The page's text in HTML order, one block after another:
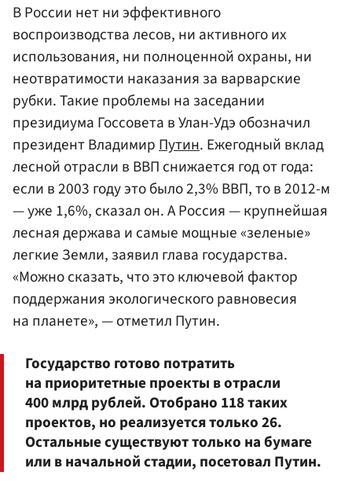
В России нет ни эффективного
воспроизводства лесов, ни активного их
использования, ни полноценной охраны, ни
неотвратимости наказания за варварские
рубки. Такие проблемы на заседании
президиума Госсовета в Улан-Удэ обозначил
президент Владимир Путин. Ежегодный вклад
лесной отрасли в ВВП снижается год от года:
если в 2003 году это было 2,3% ВВП, то в 2012-м
— уже 1,6%, сказал он. А Россия — крупнейшая
лесная держава и самые мощные «зеленые»
легкие Земли, заявил глава государства.
«Можно сказать, что это ключевой фактор
поддержания экологического равновесия
на планете», — отметил Путин.
Государство готово потратить
на приоритетные проекты в отрасли
400 млрд рублей. Отобрано 118 таких
проектов, но реализуется только 26.
Остальные существуют только на бумаге
или в начальной стадии, посетовал Путин.